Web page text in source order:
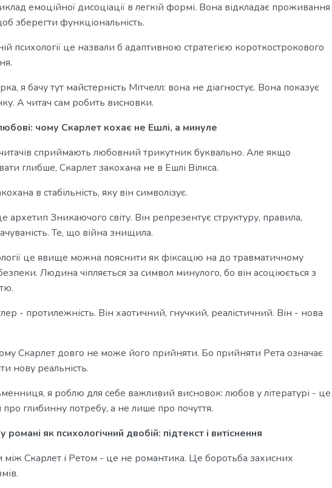
емоційної дисоціації в легкій формі. Вона відкладає проживання
зберегти функціональність.
психології це назвали б адаптивною стратегією короткострокового
я бачу тут майстерність Мітчелл: вона не діагностує. Вона показує
А читач сам робить висновки.
чому Скарлет кохає не Ешлі, а минуле
сприймають любовний трикутник буквально. Але якщо
глибше, Скарлет закохана не в Ешлі Вілкса.
в стабільність, яку він символізує.
архетип Зникаючого світу. Він репрезентує структуру, правила,
Те, що війна знищила.
це явище можна пояснити як фіксацію на до травматичному
Людина чіпляється за символ минулого, бо він асоціюється з
- протилежність. Він хаотичний, гнучкий, реалістичний. Він - нова
Скарлет довго не може його прийняти. Бо прийняти Рета означає
нову реальність.
я роблю для себе важливий висновок: любов у літературі - це
глибинну потребу, а не лише про почуття.
романі як психологічний двобій: підтекст і витіснення
між Скарлет і Ретом - це не романтика. Це боротьба захисних